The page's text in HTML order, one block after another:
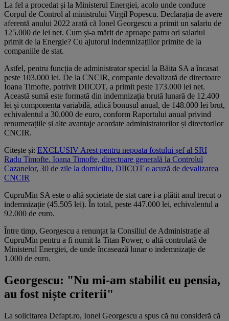
La fel a procedat și la Ministerul Energiei, acolo unde conduce
Corpul de Control al ministrului Virgil Popescu. Declarația de avere
aferentă anului 2022 arată că Ionel Georgescu a primit un salariu de
125.000 de lei net. Cum și-a mărit de aproape patru ori salariul
primit de la Energie? Cu ajutorul indemnizațiilor primite de la
companiile de stat.
Astfel, pentru funcția de administrator special la Băița SA a încasat
peste 103.000 lei. De la CNCIR, companie devalizată de directoare
Ioana Timofte, potrivit DIICOT, a primit peste 173.000 lei net.
Această sumă este formată din indemnizația brută lunară de 12.400
lei și componenta variabilă, adică bonusul anual, de 148.000 lei brut,
echivalentul a 30.000 de euro, conform Raportului anual privind
renumerațiile și alte avantaje acordate administratorilor și directorilor
CNCIR.
Citește și: EXCLUSIV Arest pentru nepoata fostului șef al SRI
Radu Timofte. Ioana Timofte, directoare generală la Controlul
Cazanelor, 30 de zile la domiciliu, DIICOT o acuză de devalizarea
CNCIR
CupruMin SA este o altă societate de stat care i-a plătit anul trecut o
indemnizație (45.505 lei). În total, peste 447.000 lei, echivalentul a
92.000 de euro.
Între timp, Georgescu a renunțat la Consiliul de Administrație al
CupruMin pentru a fi numit la Titan Power, o altă controlată de
Ministerul Energiei, de unde încasează lunar o indemnizație de
1.000 de euro.
Georgescu: "Nu mi-am stabilit eu pensia,
au fost niște criterii"
La solicitarea Defapt.ro, Ionel Georgescu a spus că nu consideră că